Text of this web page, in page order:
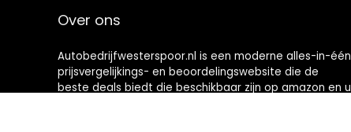
Over ons
Autobedrijfwesterspoor.nl is een moderne alles-in-één
prijsvergelijkings- en beoordelingswebsite die de
beste deals biedt die beschikbaar zijn op amazon en u